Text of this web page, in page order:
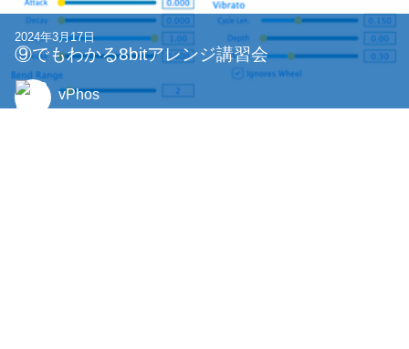
2024年3月17日
⑨でもわかる8bitアレンジ講習会
vPhos